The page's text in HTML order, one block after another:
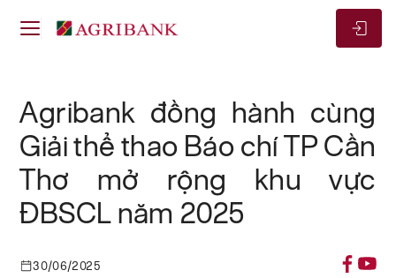
Agribank đồng hành cùng
Giải thể thao Báo chí TP Cần
Thơ mở rộng khu vực
ĐBSCL năm 2025
30/06/2025